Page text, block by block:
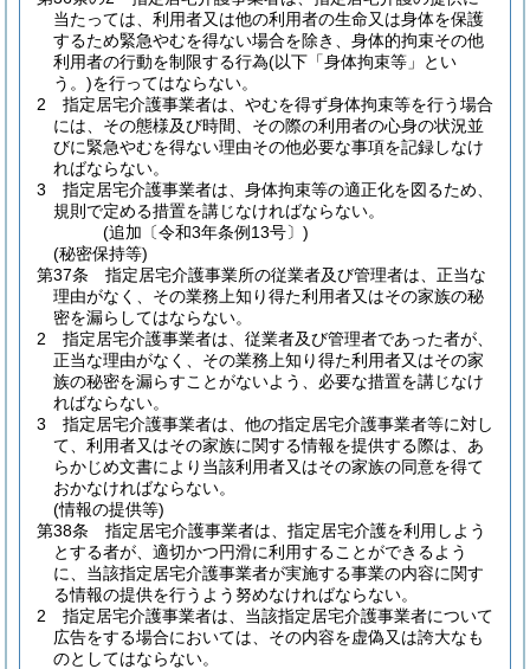
当たっては、利用者又は他の利用者の生命又は身体を保護
するため緊急やむを得ない場合を除き、身体的拘束その他
利用者の行動を制限する行為(以下「身体拘束等」とい
う。)を行ってはならない。
2
指定居宅介護事業者は、やむを得ず身体拘束等を行う場合
には、その態様及び時間、その際の利用者の心身の状況並
びに緊急やむを得ない理由その他必要な事項を記録しなけ
ればならない。
3
指定居宅介護事業者は、身体拘束等の適正化を図るため、
規則で定める措置を講じなければならない。
(追加〔令和3年条例13号〕)
(秘密保持等)
第37条
指定居宅介護事業所の従業者及び管理者は、正当な
理由がなく、その業務上知り得た利用者又はその家族の秘
密を漏らしてはならない。
2
指定居宅介護事業者は、従業者及び管理者であった者が、
正当な理由がなく、その業務上知り得た利用者又はその家
族の秘密を漏らすことがないよう、必要な措置を講じなけ
ればならない。
3
指定居宅介護事業者は、他の指定居宅介護事業者等に対し
て、利用者又はその家族に関する情報を提供する際は、あ
らかじめ文書により当該利用者又はその家族の同意を得て
おかなければならない。
(情報の提供等)
第38条
指定居宅介護事業者は、指定居宅介護を利用しよう
とする者が、適切かつ円滑に利用することができるよう
に、当該指定居宅介護事業者が実施する事業の内容に関す
る情報の提供を行うよう努めなければならない。
2
指定居宅介護事業者は、当該指定居宅介護事業者について
広告をする場合においては、その内容を虚偽又は誇大なも
のとしてはならない。